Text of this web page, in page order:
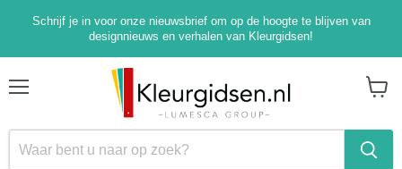
Schrijf je in voor onze nieuwsbrief om op de hoogte te blijven van
designnieuws en verhalen van Kleurgidsen!